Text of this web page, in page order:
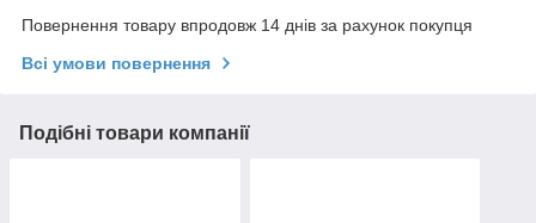
Повернення товару впродовж 14 днів за рахунок покупця
Всі умови повернення
Подібні товари компанії